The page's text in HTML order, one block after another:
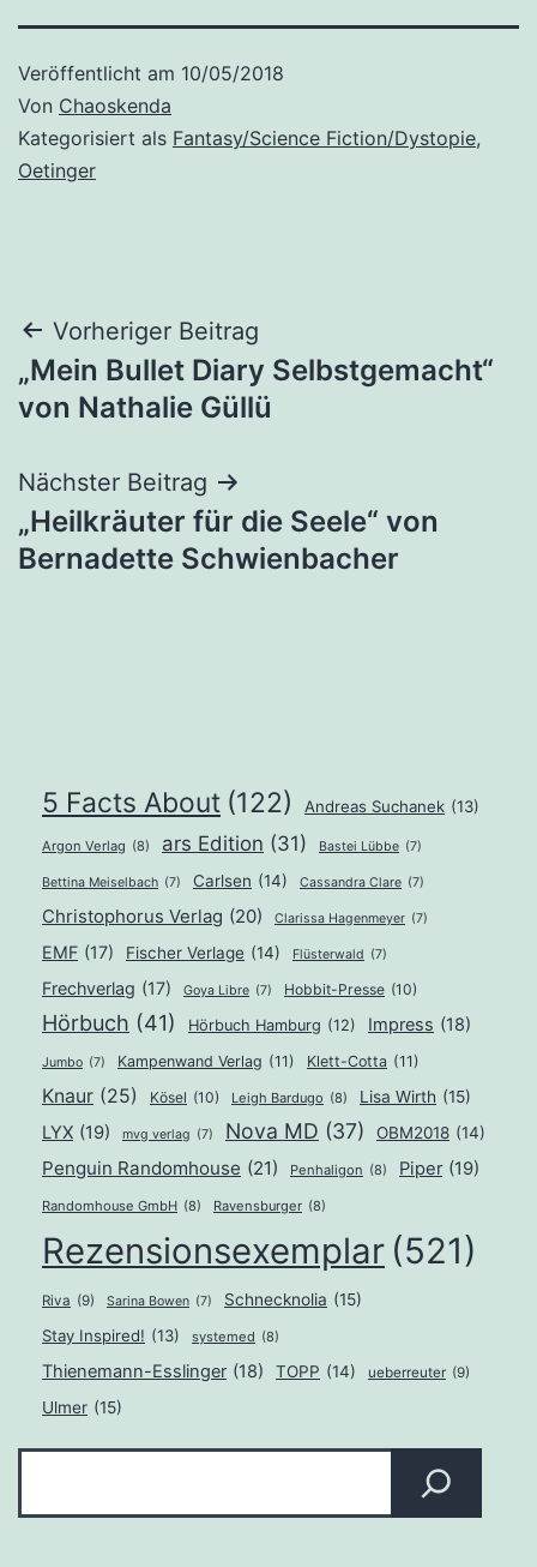
Veröffentlicht am 10/05/2018
Von Chaoskenda
Kategorisiert als Fantasy/Science Fiction/Dystopie,
Oetinger
Beitragsnavigation
Vorheriger Beitrag
„Mein Bullet Diary Selbstgemacht“
von Nathalie Güllü
Nächster Beitrag
„Heilkräuter für die Seele“ von
Bernadette Schwienbacher
5 Facts About (122) Andreas Suchanek (13)
Argon Verlag (8) ars Edition (31) Bastei Lübbe (7)
Bettina Meiselbach (7) Carlsen (14) Cassandra Clare (7)
Christophorus Verlag (20) Clarissa Hagenmeyer (7)
EMF (17) Fischer Verlage (14) Flüsterwald (7)
Frechverlag (17) Goya Libre (7) Hobbit-Presse (10)
Hörbuch (41) Hörbuch Hamburg (12) Impress (18)
Jumbo (7) Kampenwand Verlag (11) Klett-Cotta (11)
Knaur (25) Kösel (10) Leigh Bardugo (8) Lisa Wirth (15)
LYX (19) mvg verlag (7) Nova MD (37) OBM2018 (14)
Penguin Randomhouse (21) Penhaligon (8) Piper (19)
Randomhouse GmbH (8) Ravensburger (8)
Rezensionsexemplar (521)
Riva (9) Sarina Bowen (7) Schnecknolia (15)
Stay Inspired! (13) systemed (8)
Thienemann-Esslinger (18) TOPP (14) ueberreuter (9)
Ulmer (15)